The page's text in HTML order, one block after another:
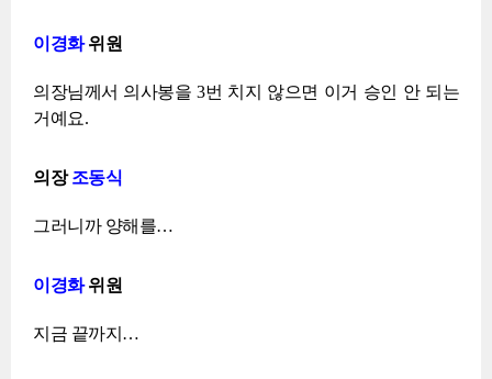
이경화위원
의장님께서 의사봉을 3번 치지 않으면 이거 승인 안 되는
거예요.
의장조동식
그러니까 양해를…
이경화위원
지금 끝까지…